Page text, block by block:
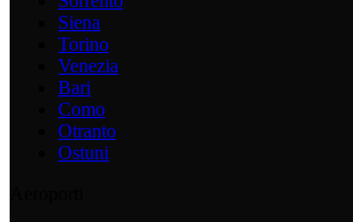
Siena
Torino
Venezia
Bari
Como
Otranto
Ostuni